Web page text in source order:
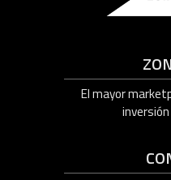
El mayor